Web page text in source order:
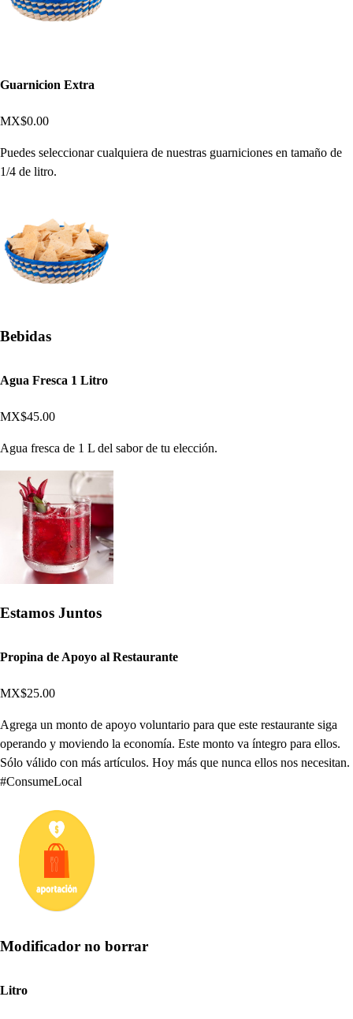
Guarnicion Extra
MX$0.00
Puedes seleccionar cualquiera de nuestras guarniciones en tamaño de
1/4 de litro.
Bebidas
Agua Fresca 1 Litro
MX$45.00
Agua fresca de 1 L del sabor de tu elección.
Estamos Juntos
Propina de Apoyo al Restaurante
MX$25.00
Agrega un monto de apoyo voluntario para que este restaurante siga
operando y moviendo la economía. Este monto va íntegro para ellos.
Sólo válido con más artículos. Hoy más que nunca ellos nos necesitan.
#ConsumeLocal
Modificador no borrar
Litro